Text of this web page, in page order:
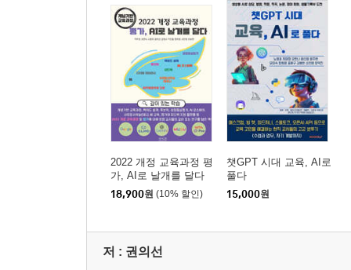
가. 질문, 사고를 깨우는 열쇠
나. 사고 수준을 측정하는 다양한 질문 유형
다. ‘질문 사다리’ 설계 기술과 AI 활용
라. 질문이 만드는 자기주도 학습과 평가의 완성
05 루브릭: 교육적 소통의 언어
가. 루브릭, 평가의 구조를 세우다
다. 루브릭, 무엇을 어떻게 평가할 것인가를 다시
라. 깊이 있는 학습을 어떻게 실현할 것인가
바. 성장을 향해 나아가는 로드맵
2022 개정 교육과정 평
가, AI로 날개를 달다
(개념기반 교육과정)
18,900원 (10% 할인)
챗GPT 시대 교육, AI로
풀다
15,000원
저 : 권의선